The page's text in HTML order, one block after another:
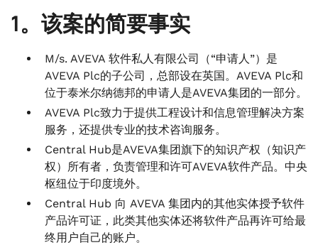
1。该案的简要事实
M/s. AVEVA 软件私人有限公司（“申请人”）是
AVEVA Plc的子公司，总部设在英国。AVEVA Plc和
位于泰米尔纳德邦的申请人是AVEVA集团的一部分。
AVEVA Plc致力于提供工程设计和信息管理解决方案
服务，还提供专业的技术咨询服务。
Central Hub是AVEVA集团旗下的知识产权（知识产
权）所有者，负责管理和许可AVEVA软件产品。中央
枢纽位于印度境外。
Central Hub 向 AVEVA 集团内的其他实体授予软件
产品许可证，此类其他实体还将软件产品再许可给最
终用户自己的账户。